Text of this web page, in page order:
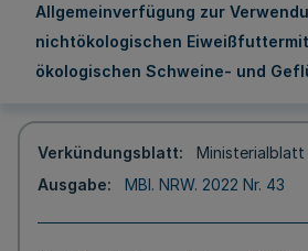
Allgemeinverfügung zur
nichtökologischen
ökologischen Schweine- und
Verkündungsblatt
Ministerialblatt
Ausgabe
MBl. NRW. 2022 Nr. 43